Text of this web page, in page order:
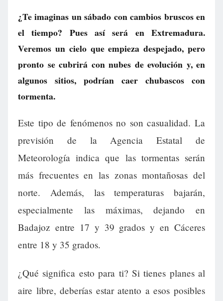
¿Te imaginas un sábado con cambios bruscos en
el tiempo? Pues así será en Extremadura.
Veremos un cielo que empieza despejado, pero
pronto se cubrirá con nubes de evolución y, en
algunos sitios, podrían caer chubascos con
tormenta.
Este tipo de fenómenos no son casualidad. La
previsión de la Agencia Estatal de
Meteorología indica que las tormentas serán
más frecuentes en las zonas montañosas del
norte. Además, las temperaturas bajarán,
especialmente las máximas, dejando en
Badajoz entre 17 y 39 grados y en Cáceres
entre 18 y 35 grados.
¿Qué significa esto para ti? Si tienes planes al
aire libre, deberías estar atento a esos posibles